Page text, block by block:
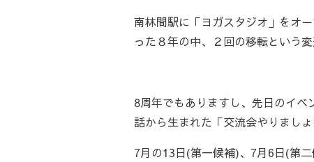
南林間駅に「ヨガスタジオ」をオ
った８年の中、２回の移転という
8周年でもありますし、先日のイベ
話から生まれた「交流会やりまし
7月の13日(第一候補)、7月6日(第